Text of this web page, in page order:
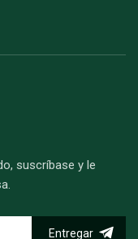
suscríbase y le
Entregar